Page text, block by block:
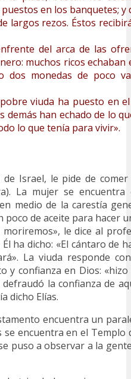
en los banquetes; y
largos rezos. Éstos
del arca de las
muchos ricos echaban
dos monedas de poco
viuda ha puesto en
demás han echado de lo
lo que tenía para vivir».
Israel, le pide de
La mujer se
medio de la carestía
de aceite para hacer
le dice al
ha dicho: «El cántaro de
La viuda responde
y confianza en Dios:
la confianza de
dicho Elías.
encuentra un
se encuentra en el Templo
puso a observar a la